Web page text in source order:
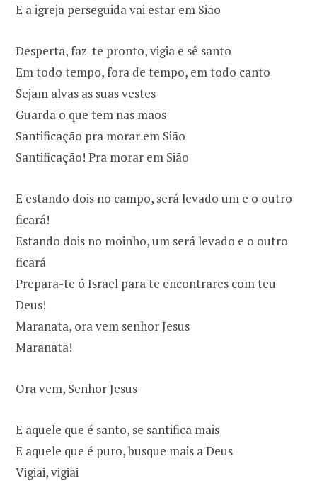
E a igreja perseguida vai estar em Sião
Desperta, faz-te pronto, vigia e sê santo
Em todo tempo, fora de tempo, em todo canto
Sejam alvas as suas vestes
Guarda o que tem nas mãos
Santificação pra morar em Sião
Santificação! Pra morar em Sião
E estando dois no campo, será levado um e o outro
ficará!
Estando dois no moinho, um será levado e o outro
ficará
Prepara-te ó Israel para te encontrares com teu
Deus!
Maranata, ora vem senhor Jesus
Maranata!
Ora vem, Senhor Jesus
E aquele que é santo, se santifica mais
E aquele que é puro, busque mais a Deus
Vigiai, vigiai